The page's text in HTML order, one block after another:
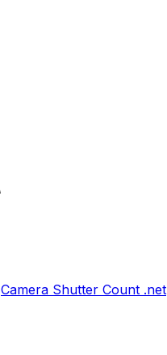
Camera Shutter Count .net